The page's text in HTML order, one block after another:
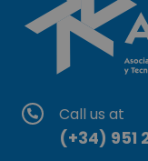
Call us at
(+34) 951